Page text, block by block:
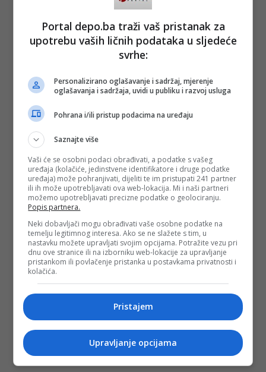
Portal depo.ba traži vaš pristanak za
upotrebu vaših ličnih podataka u sljedeće
svrhe:
Personalizirano oglašavanje i sadržaj, mjerenje
oglašavanja i sadržaja, uvidi u publiku i razvoj usluga
Pohrana i/ili pristup podacima na uređaju
Saznajte više
Vaši će se osobni podaci obrađivati, a podatke s vašeg
uređaja (kolačiće, jedinstvene identifikatore i druge podatke
uređaja) može pohranjivati, dijeliti te im pristupati 241 partner
ili ih može upotrebljavati ova web-lokacija. Mi i naši partneri
možemo upotrebljavati precizne podatke o geolociranju.
Popis partnera.
Neki dobavljači mogu obrađivati vaše osobne podatke na
temelju legitimnog interesa. Ako se ne slažete s tim, u
nastavku možete upravljati svojim opcijama. Potražite vezu pri
dnu ove stranice ili na izborniku web-lokacije za upravljanje
pristankom ili povlačenje pristanka u postavkama privatnosti i
kolačića.
Pristajem
Upravljanje opcijama